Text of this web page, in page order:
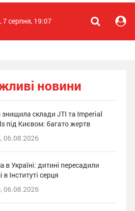
7 серпня, 19:07
новини
знищила склади JTI та Imperial
під Києвом: багато жертв
06.08.2026
в Україні: дитині пересадили
в Інституті серця
06.08.2026